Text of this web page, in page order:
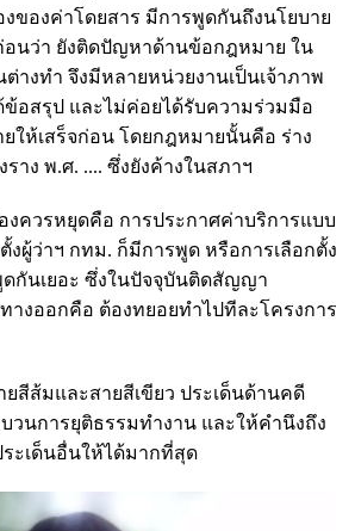
ของค่าโดยสาร มีการพูดกันถึงนโยบาย
อนว่า ยังติดปัญหาด้านข้อกฎหมาย ใน
างทำ จึงมีหลายหน่วยงานเป็นเจ้าภาพ
ข้อสรุป และไม่ค่อยได้รับความร่วมมือ
ยให้เสร็จก่อน โดยกฎหมายนั้นคือ ร่าง
าง พ.ศ. .... ซึ่งยังค้างในสภาฯ
งควรหยุดคือ การประกาศค่าบริการแบบ
งผู้ว่าฯ กทม. ก็มีการพูด หรือการเลือกตั้ง
กันเยอะ ซึ่งในปัจจุบันติดสัญญา
างออกคือ ต้องทยอยทำไปทีละโครงการ
สีส้มและสายสีเขียว ประเด็นด้านคดี
วนการยุติธรรมทำงาน และให้คำนึงถึง
ะเด็นอื่นให้ได้มากที่สุด